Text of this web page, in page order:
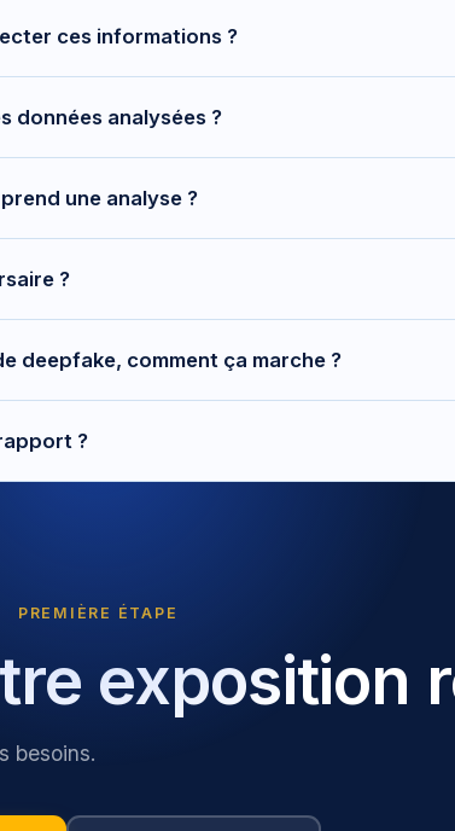
ces informations ?
intrusion et aucune interaction, dans le respect
données analysées ?
une analyse ?
?
management au risque humain.
deepfake, comment ça marche ?
Elle reste strictement confidentielle et pédagogique.
?
PREMIÈRE ÉTAPE
exposition
besoins.